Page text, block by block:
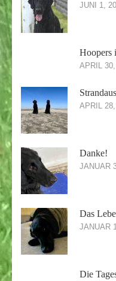
JUNI 1,
Hoopers
APRIL
APRIL
Danke!
JANUAR
Das
JANUAR
Die